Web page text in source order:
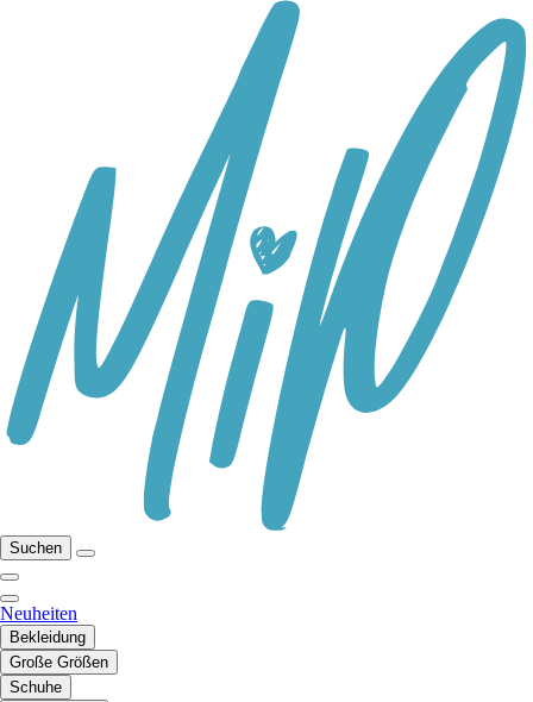
Suchen
Neuheiten
Bekleidung
Große Größen
Schuhe